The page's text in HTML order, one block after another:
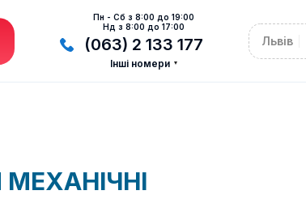
Пн - Сб з 8:00 до 19:00
Нд з 8:00 до 17:00
(063) 2 133 177
Інші номери
Львів